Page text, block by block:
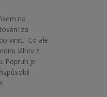
na
za
vinic. Co ale
láhev z
Popruh je